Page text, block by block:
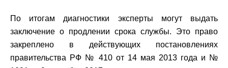
По итогам диагностики эксперты могут выдать
заключение о продлении срока службы. Это право
закреплено в действующих постановлениях
правительства РФ № 410 от 14 мая 2013 года и №